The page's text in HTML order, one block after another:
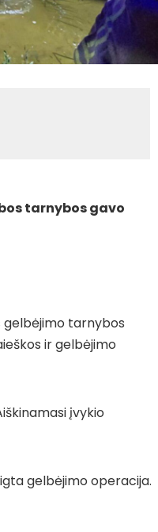
tarnybos gavo
gelbėjimo tarnybos
ir gelbėjimo
įvykio
gelbėjimo operacija.